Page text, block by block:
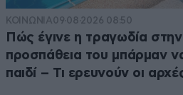
ΚΟΙΝΩΝΙΑ09·08·2026 08:50
Πώς έγινε η τραγωδία
προσπάθεια του μπάρμαν
παιδί – Τι ερευνούν οι